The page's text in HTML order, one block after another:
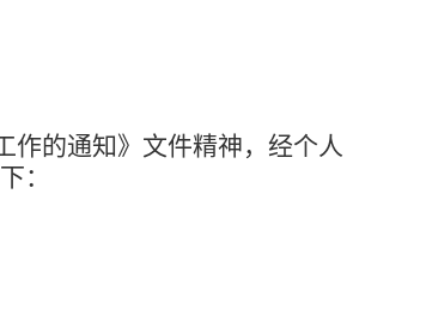
作的通知》文件精神，经个人
：